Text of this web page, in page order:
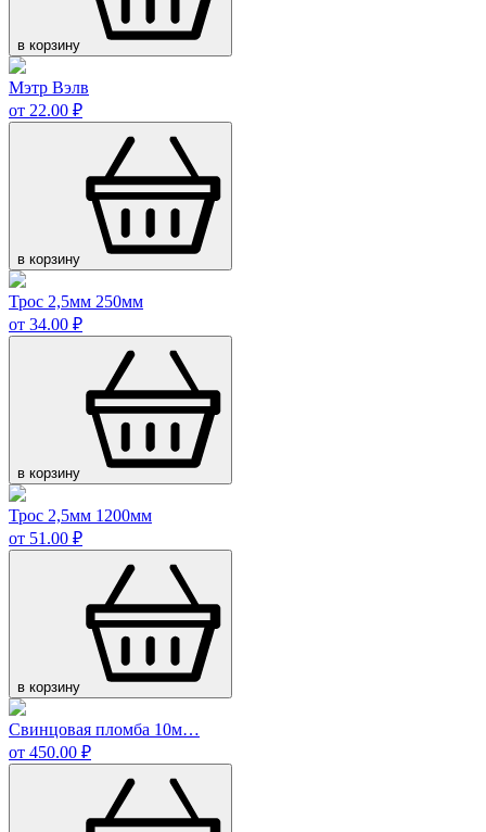
в корзину
Мэтр Вэлв
от 22.00 ₽
в корзину
Трос 2,5мм 250мм
от 34.00 ₽
в корзину
Трос 2,5мм 1200мм
от 51.00 ₽
в корзину
Свинцовая пломба 10м…
от 450.00 ₽